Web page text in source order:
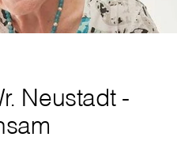
Neustadt -